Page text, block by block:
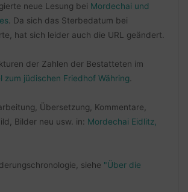
neue Lesung bei Mordechai und
. Da sich das Sterbedatum bei
hat sich leider auch die URL geändert.
der Zahlen der Bestatteten im
zum jüdischen Friedhof Währing
Übersetzung, Kommentare,
Bilder neu usw. in: Mordechai Eidlitz,
siehe "Über die